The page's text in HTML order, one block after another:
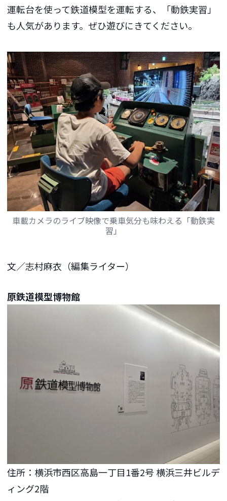
運転台を使って鉄道模型を運転する、「動鉄実習」
も人気があります。ぜひ遊びにきてください。
車載カメラのライブ映像で乗車気分も味わえる「動鉄実
習」
文／志村麻衣（編集ライター）
原鉄道模型博物館
住所：横浜市西区高島一丁目1番2号 横浜三井ビルデ
ィング2階